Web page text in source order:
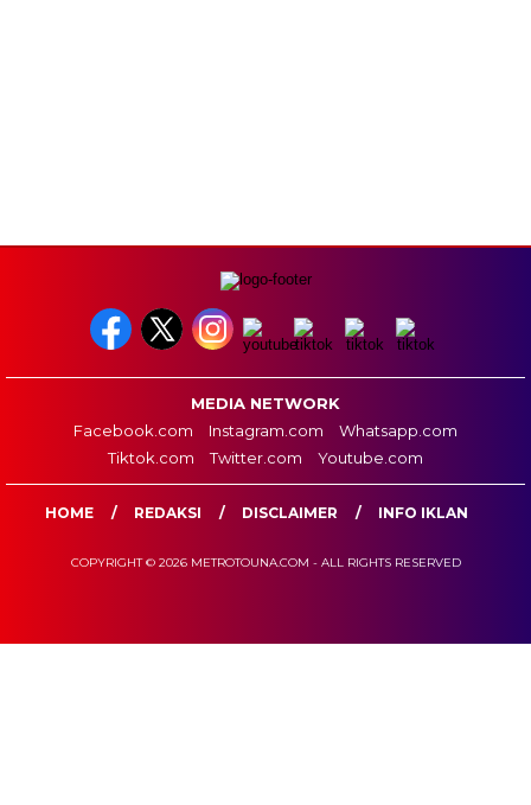
MEDIA NETWORK
Facebook.com
Instagram.com
Whatsapp.com
Tiktok.com
Twitter.com Youtube.com
HOME REDAKSI DISCLAIMER INFO IKLAN
COPYRIGHT © 2026 METROTOUNA.COM - ALL RIGHTS RESERVED